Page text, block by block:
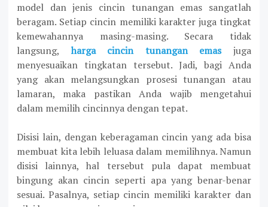
model dan jenis cincin tunangan emas sangatlah
beragam. Setiap cincin memiliki karakter juga tingkat
kemewahannya masing-masing. Secara tidak
langsung,harga cincin tunangan emasjuga
menyesuaikan tingkatan tersebut. Jadi, bagi Anda
yang akan melangsungkan prosesi tunangan atau
lamaran, maka pastikan Anda wajib mengetahui
dalam memilih cincinnya dengan tepat.
Disisi lain, dengan keberagaman cincin yang ada bisa
membuat kita lebih leluasa dalam memilihnya. Namun
disisi lainnya, hal tersebut pula dapat membuat
bingung akan cincin seperti apa yang benar-benar
sesuai. Pasalnya, setiap cincin memiliki karakter dan